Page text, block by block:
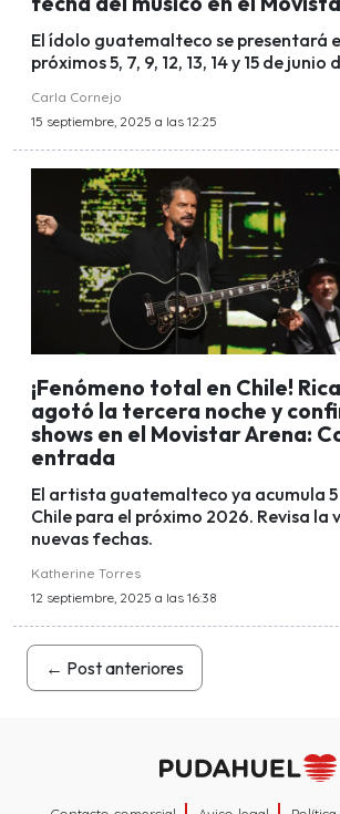
El ídolo guatemalteco se presentará
próximos 5, 7, 9, 12, 13, 14 y 15 de junio
Carla Cornejo
15 septiembre, 2025 a las 12:25
¡Fenómeno total en Chile!
agotó la tercera noche y
shows en el Movistar Arena:
entrada
El artista guatemalteco ya acumula
Chile para el próximo 2026. Revisa la
nuevas fechas.
Katherine Torres
12 septiembre, 2025 a las 16:38
← Post anteriores